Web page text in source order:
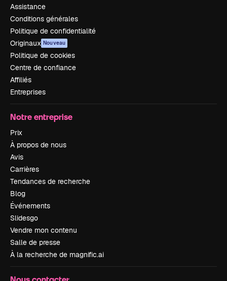
Assistance
Conditions générales
Politique de confidentialité
Originaux Nouveau
Politique de cookies
Centre de confiance
Affiliés
Entreprises
Notre entreprise
Prix
À propos de nous
Avis
Carrières
Tendances de recherche
Blog
Événements
Slidesgo
Vendre mon contenu
Salle de presse
À la recherche de magnific.ai